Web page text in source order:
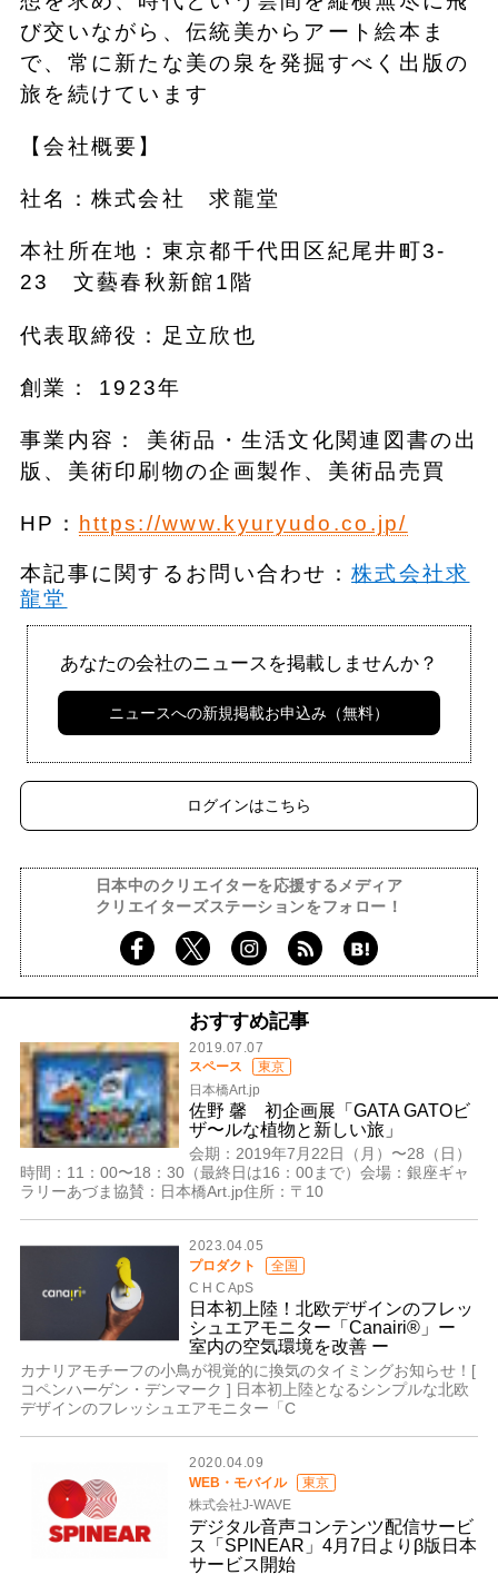
び交いながら、伝統美からアート絵本ま
で、常に新たな美の泉を発掘すべく出版の
旅を続けています
【会社概要】
社名：株式会社 求龍堂
本社所在地：東京都千代田区紀尾井町3-
23 文藝春秋新館1階
代表取締役：足立欣也
創業： 1923年
事業内容： 美術品・生活文化関連図書の出
版、美術印刷物の企画製作、美術品売買
HP： https://www.kyuryudo.co.jp/
本記事に関するお問い合わせ：株式会社求
龍堂
あなたの会社のニュースを掲載しませんか？
ニュースへの新規掲載お申込み（無料）
ログインはこちら
日本中のクリエイターを応援するメディア
クリエイターズステーションをフォロー！
おすすめ記事
2019.07.07
スペース
東京
日本橋Art.jp
佐野 馨 初企画展「GATA GATOビ
ザ〜ルな植物と新しい旅」
会期：2019年7月22日（月）〜28（日）
時間：11：00〜18：30（最終日は16：00まで）会場：銀座ギャ
ラリーあづま協賛：日本橋Art.jp住所：〒10
2023.04.05
プロダクト
全国
C H C ApS
日本初上陸！北欧デザインのフレッ
シュエアモニター「Canairi®」ー
室内の空気環境を改善 ー
カナリアモチーフの小鳥が視覚的に換気のタイミングお知らせ！[
コペンハーゲン・デンマーク ] 日本初上陸となるシンプルな北欧
デザインのフレッシュエアモニター「C
2020.04.09
WEB・モバイル
東京
株式会社J-WAVE
デジタル音声コンテンツ配信サービ
ス「SPINEAR」4月7日よりβ版日本
サービス開始